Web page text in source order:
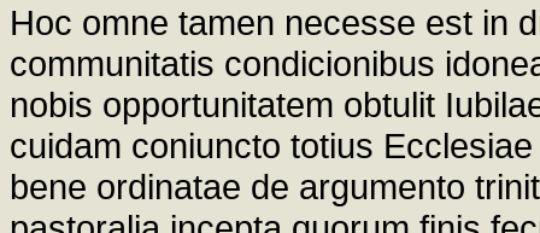
Hoc omne tamen necesse est in
communitatis condicionibus
nobis opportunitatem obtulit
cuidam coniuncto totius
bene ordinatae de argumento